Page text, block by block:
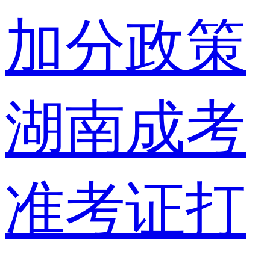
加分政策
湖南成考
准考证打